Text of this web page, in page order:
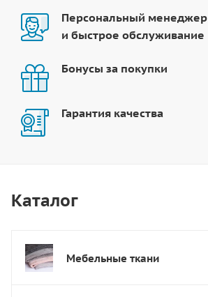
Персональный менеджер
и быстрое обслуживание
Бонусы за покупки
Гарантия качества
Каталог
Мебельные ткани